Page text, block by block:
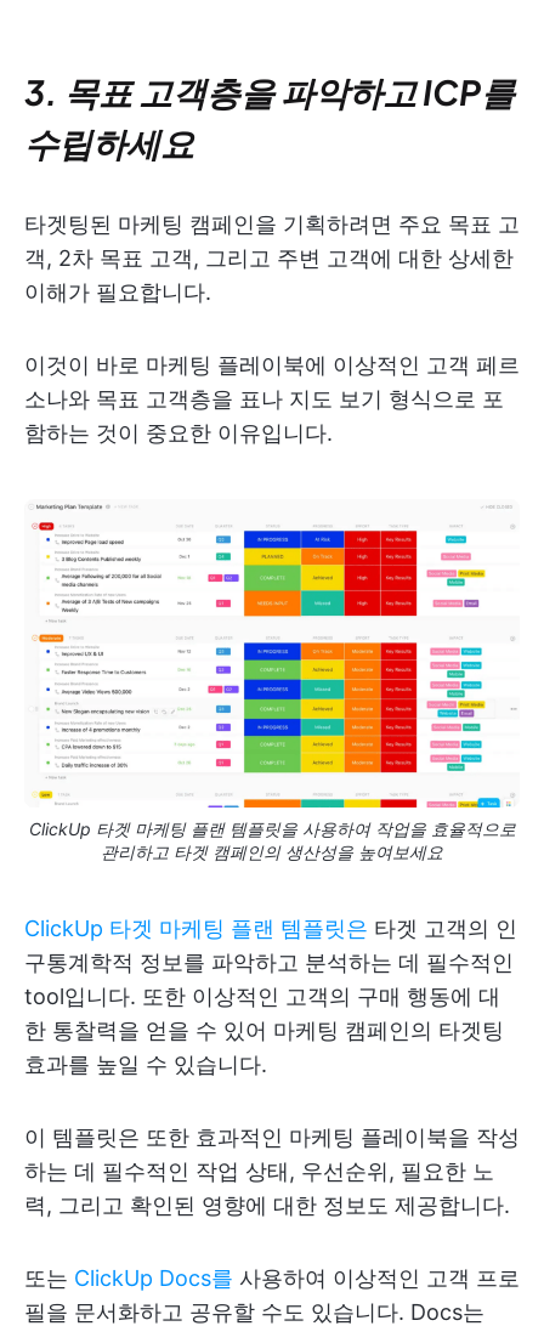
3. 목표 고객층을 파악하고 ICP를
수립하세요
타겟팅된 마케팅 캠페인을 기획하려면 주요 목표 고
객, 2차 목표 고객, 그리고 주변 고객에 대한 상세한
이해가 필요합니다.
이것이 바로 마케팅 플레이북에 이상적인 고객 페르
소나와 목표 고객층을 표나 지도 보기 형식으로 포
함하는 것이 중요한 이유입니다.
ClickUp 타겟 마케팅 플랜 템플릿을 사용하여 작업을 효율적으로
관리하고 타겟 캠페인의 생산성을 높여보세요
ClickUp 타겟 마케팅 플랜 템플릿은 타겟 고객의 인
구통계학적 정보를 파악하고 분석하는 데 필수적인
tool입니다. 또한 이상적인 고객의 구매 행동에 대
한 통찰력을 얻을 수 있어 마케팅 캠페인의 타겟팅
효과를 높일 수 있습니다.
이 템플릿은 또한 효과적인 마케팅 플레이북을 작성
하는 데 필수적인 작업 상태, 우선순위, 필요한 노
력, 그리고 확인된 영향에 대한 정보도 제공합니다.
또는 ClickUp Docs를 사용하여 이상적인 고객 프로
필을 문서화하고 공유할 수도 있습니다. Docs는